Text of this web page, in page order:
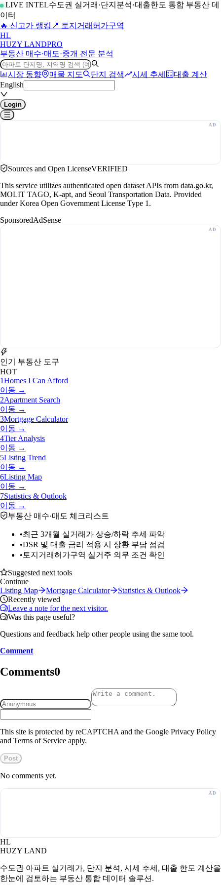
LIVE INTEL수도권 실거래·단지분석·대출한도 통합 부동산 데
이터
🔥 신고가 랭킹 📍 토지거래허가구역
HL
HUZY LANDPRO
부동산 매수·매도·중개 전문 분석
시장 동향 매물 지도 단지 검색 시세 추세
대출 계산
English
Login
Sources and Open LicenseVERIFIED
This service utilizes authenticated open dataset APIs from data.go.kr,
MOLIT TAGO, K-apt, and Seoul Transportation Data. Provided
under Korea Open Government License Type 1.
SponsoredAdSense
인기 부동산 도구
HOT
1Homes I Can Afford
이동 →
2Apartment Search
이동 →
3Mortgage Calculator
이동 →
4Tier Analysis
이동 →
5Listing Trend
이동 →
6Listing Map
이동 →
7Statistics & Outlook
이동 →
부동산 매수·매도 체크리스트
•최근 3개월 실거래가 상승/하락 추세 파악
•DSR 및 대출 금리 적용 시 상환 부담 점검
• 토지거래허가구역 실거주 의무 조건 확인
Suggested next tools
Continue
Listing Map
Mortgage Calculator
Statistics & Outlook
Recently viewed
Leave a note for the next visitor.
Was this page useful?
Questions and feedback help other people using the same tool.
Comment
Comments0
This site is protected by reCAPTCHA and the Google Privacy Policy
and Terms of Service apply.
Post
No comments yet.
HL
HUZY LAND
수도권 아파트 실거래가, 단지 분석, 시세 추세, 대출 한도 계산을
한눈에 검토하는 부동산 통합 데이터 솔루션.